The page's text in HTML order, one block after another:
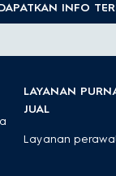
INFO
LAYANAN
JUAL
Layanan